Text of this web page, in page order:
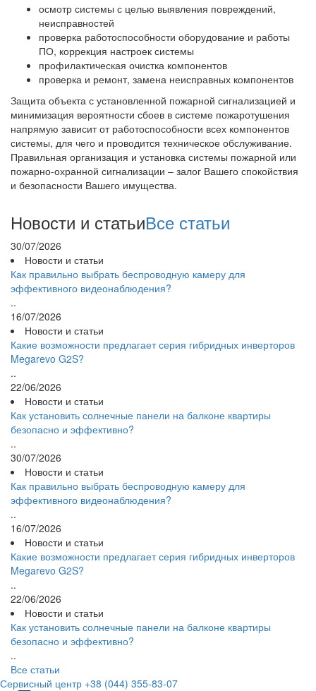
осмотр системы с целью выявления повреждений,
неисправностей
проверка работоспособности оборудование и работы
ПО, коррекция настроек системы
профилактическая очистка компонентов
проверка и ремонт, замена неисправных компонентов
Защита объекта с установленной пожарной сигнализацией и
минимизация вероятности сбоев в системе пожаротушения
напрямую зависит от работоспособности всех компонентов
системы, для чего и проводится техническое обслуживание.
Правильная организация и установка системы пожарной или
пожарно-охранной сигнализации – залог Вашего спокойствия
и безопасности Вашего имущества.
Новости и статьиВсе статьи
30/07/2026
Новости и статьи
Как правильно выбрать беспроводную камеру для
эффективного видеонаблюдения?
..
16/07/2026
Новости и статьи
Какие возможности предлагает серия гибридных инверторов
Megarevo G2S?
..
22/06/2026
Новости и статьи
Как установить солнечные панели на балконе квартиры
безопасно и эффективно?
..
30/07/2026
Новости и статьи
Как правильно выбрать беспроводную камеру для
эффективного видеонаблюдения?
..
16/07/2026
Новости и статьи
Какие возможности предлагает серия гибридных инверторов
Megarevo G2S?
..
22/06/2026
Новости и статьи
Как установить солнечные панели на балконе квартиры
безопасно и эффективно?
..
Все статьи
Сервисный центр +38 (044) 355-83-07